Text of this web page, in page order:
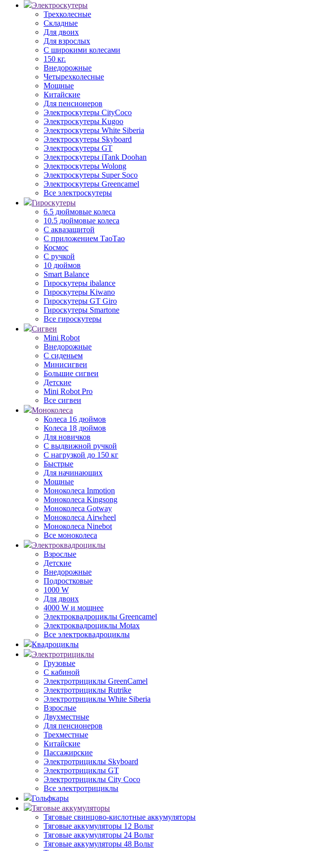
Электроскутеры
Трехколесные
Складные
Для двоих
Для взрослых
С широкими колесами
150 кг.
Внедорожные
Четырехколесные
Мощные
Китайские
Для пенсионеров
Электроскутеры CityCoco
Электроскутеры Kugoo
Электроскутеры White Siberia
Электроскутеры Skyboard
Электроскутеры GT
Электроскутеры iTank Doohan
Электроскутеры Wolong
Электроскутеры Super Soco
Электроскутеры Greencamel
Все электроскутеры
Гироскутеры
6.5 дюймовые колеса
10.5 дюймовые колеса
С аквазащитой
С приложением ТаоТао
Космос
С ручкой
10 дюймов
Smart Balance
Гироскутеры ibalance
Гироскутеры Kiwano
Гироскутеры GT Giro
Гироскутеры Smartone
Все гироскутеры
Сигвеи
Mini Robot
Внедорожные
С сиденьем
Минисигвеи
Большие сигвеи
Детские
Mini Robot Pro
Все сигвеи
Моноколеса
Колеса 16 дюймов
Колеса 18 дюймов
Для новичков
С выдвижной ручкой
С нагрузкой до 150 кг
Быстрые
Для начинающих
Мощные
Моноколеса Inmotion
Моноколеса Kingsong
Моноколеса Gotway
Моноколеса Airwheel
Моноколеса Ninebot
Все моноколеса
Электроквадроциклы
Взрослые
Детские
Внедорожные
Подростковые
1000 W
Для двоих
4000 W и мощнее
Электроквадроциклы Greencamel
Электроквадроциклы Motax
Все электроквадроциклы
Квадроциклы
Электротрициклы
Грузовые
С кабиной
Электротрициклы GreenCamel
Электротрициклы Rutrike
Электротрициклы White Siberia
Взрослые
Двухместные
Для пенсионеров
Трехместные
Китайские
Пассажирские
Электротрициклы Skyboard
Электротрициклы GT
Электротрициклы City Coco
Все электротрициклы
Гольфкары
Тяговые аккумуляторы
Тяговые свинцово-кислотные аккумуляторы
Тяговые аккумуляторы 12 Вольт
Тяговые аккумуляторы 24 Вольт
Тяговые аккумуляторы 48 Вольт